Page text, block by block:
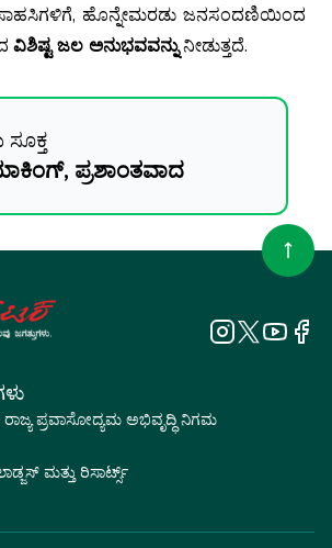
ಹೊನ್ನೇಮರಡು ಜನಸಂದಣಿಯಿಂದ
ವಿಶಿಷ್ಟ ಜಲ ಅನುಭವವನ್ನುನೀಡುತ್ತದೆ.
ಸೂಕ್ತ
ಪ್ರಶಾಂತವಾದ
ರಾಜ್ಯ ಪ್ರವಾಸೋದ್ಯಮ ಅಭಿವೃದ್ಧಿ ನಿಗಮ
ಮತ್ತು ರಿಸಾರ್ಟ್ಸ್